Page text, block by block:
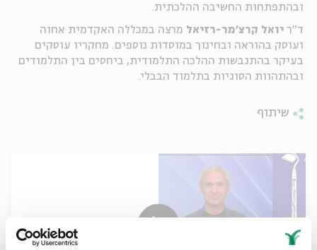
ובהתפתחות החשיבה ההלכתית.
ד"ר יואל קרצ'מר-רזיאל מרצה במכללה האקדמית אחוה
ועוסק בהוראה ובחינוך במוסדות נוספים. מחקריו עוסקים
בעיקר בהתגבשות ההלכה התלמודית, ביחסים בין התלמודים
ובהתהוות הסוגיות בתלמוד הבבלי.
שיתוף